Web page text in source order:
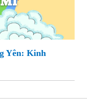
Yên: Kinh